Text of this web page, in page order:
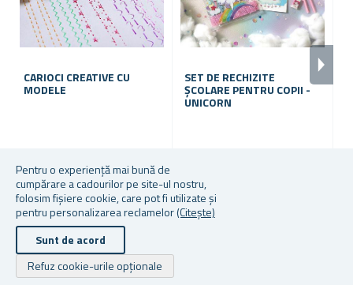
Pentru o experiență mai bună de
cumpărare a cadourilor pe site-ul nostru,
folosim fișiere cookie, care pot fi utilizate și
pentru personalizarea reclamelor(Citește)
Sunt de acord
Refuz cookie-urile opționale
CARIOCI CREATIVE CU
MODELE
20,74 lei
În stoc
SET DE RECHIZITE
ȘCOLARE PENTRU COPII -
UNICORN
16,55 lei
Drepturile de autor © 2026 Cadouri.ro. Toate drepturile rezervate.